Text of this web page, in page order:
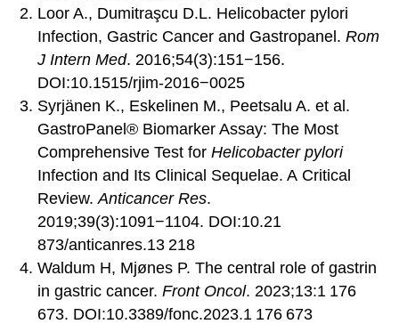
Loor A., Dumitraşcu D.L. Helicobacter pylori
Infection, Gastric Cancer and Gastropanel. Rom
J Intern Med. 2016;54(3):151−156.
DOI:10.1515/rjim-2016−0025
Syrjänen K., Eskelinen M., Peetsalu A. et al.
GastroPanel® Biomarker Assay: The Most
Comprehensive Test for Helicobacter pylori
Infection and Its Clinical Sequelae. A Critical
Review. Anticancer Res.
2019;39(3):1091−1104. DOI:10.21
873/anticanres.13 218
Waldum H, Mjønes P. The central role of gastrin
in gastric cancer. Front Oncol. 2023;13:1 176
673. DOI:10.3389/fonc.2023.1 176 673